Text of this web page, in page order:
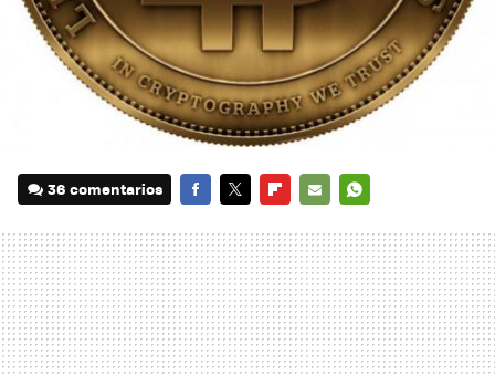
36 comentarios
MAIL